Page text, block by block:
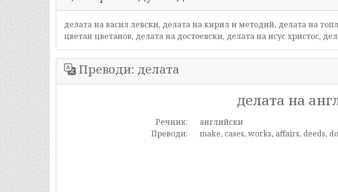
делата на васил левски, делата на кирил и методий, делата на
цветан цветанов, делата на достоевски, делата на исус христос,
Преводи: делата
делата на
Речник:
английски
Преводи:
make, cases, works, affairs, deeds,